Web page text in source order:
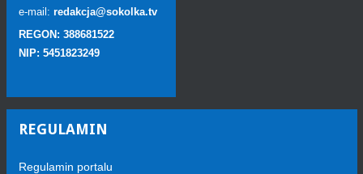
e-mail: redakcja@sokolka.tv
REGON: 388681522
NIP: 5451823249
REGULAMIN
Regulamin portalu